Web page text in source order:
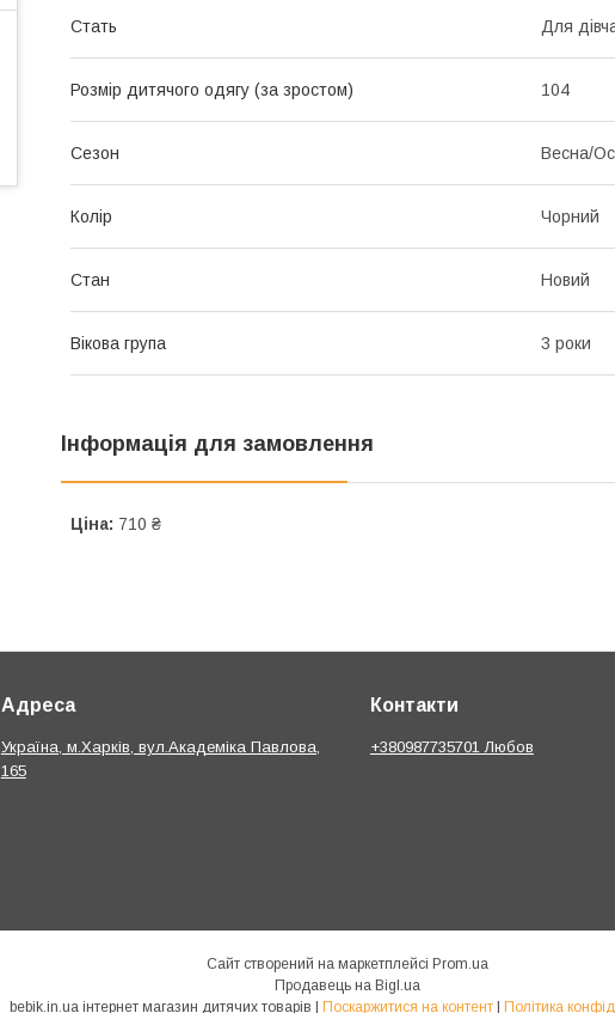
Стать Для
Розмір дитячого одягу (за зростом) 104
Сезон Весна/
Колір Чорний
Стан Новий
Вікова група 3 роки
Інформація для замовлення
Ціна: 710 ₴
Адреса
Україна, м.Харків, вул.Академіка Павлова,
165
Контакти
+380987735701 Любов
Сайт створений на маркетплейсі Prom.ua
Продавець на Bigl.ua
bebik.in.ua інтернет магазин дитячих товарів | Поскаржитися на контент | Політика